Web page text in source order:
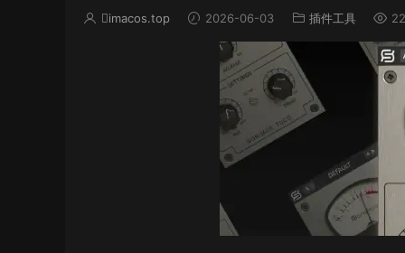
imacos.top 2026-06-03 插件工具